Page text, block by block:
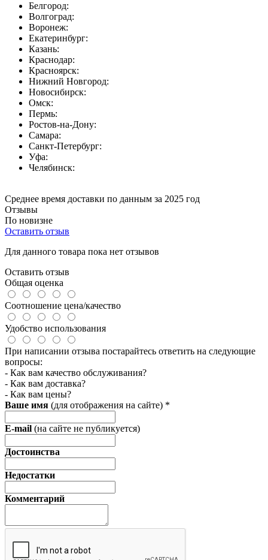
Белгород:
Волгоград:
Воронеж:
Екатеринбург:
Казань:
Краснодар:
Красноярск:
Нижний Новгород:
Новосибирск:
Омск:
Пермь:
Ростов-на-Дону:
Самара:
Санкт-Петербург:
Уфа:
Челябинск:
Среднее время доставки по данным за 2025 год
Отзывы
По новизне
Оставить отзыв
Для данного товара пока нет отзывов
Оставить отзыв
Общая оценка
Соотношение цена/качество
Удобство использования
При написании отзыва постарайтесь ответить на следующие
вопросы:
- Как вам качество обслуживания?
- Как вам доставка?
- Как вам цены?
Ваше имя (для отображения на сайте) *
E-mail (на сайте не публикуется)
Достоинства
Недостатки
Комментарий